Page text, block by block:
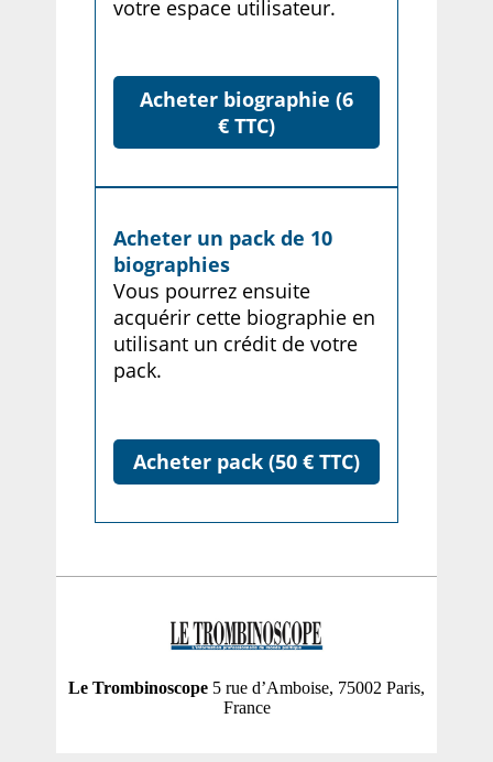
votre espace utilisateur.
Acheter biographie (6
€ TTC)
Acheter un pack de 10
biographies
Vous pourrez ensuite
acquérir cette biographie en
utilisant un crédit de votre
pack.
Acheter pack (50 € TTC)
Le Trombinoscope 5 rue d’Amboise, 75002 Paris,
France